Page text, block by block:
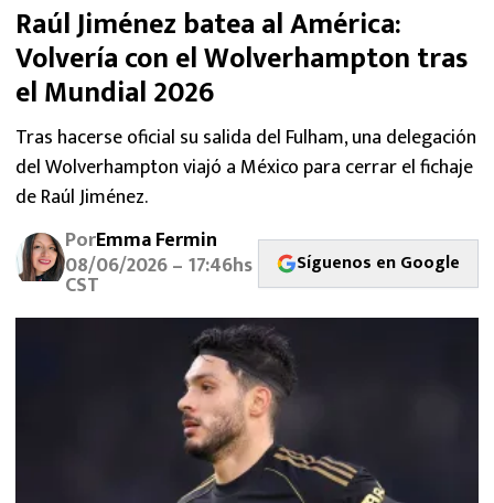
RAYADOS
PUMAS
ATLANTE
SELECCIÓN MEXICANA
FUTBOL INTERNACIONAL
MEXICANOS EN EL EXTRANJERO
Raúl Jiménez batea al América:
Volvería con el Wolverhampton tras
el Mundial 2026
Tras hacerse oficial su salida del Fulham, una delegación
del Wolverhampton viajó a México para cerrar el fichaje
de Raúl Jiménez.
PorEmma Fermin
08/06/2026 – 17:46hs
CST
Síguenos en Google